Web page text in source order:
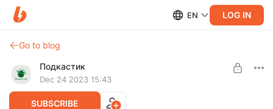
EN LOG IN
Go to blog
Подкастик
Dec 24 2023 15:43
SUBSCRIBE